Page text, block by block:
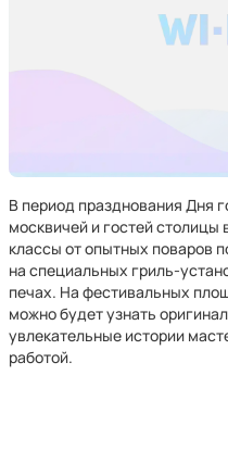
В период празднования Дня
москвичей и гостей
классы от опытных поваров
на специальных гриль-
печах. На фестивальных
можно будет узнать
увлекательные истории
работой.